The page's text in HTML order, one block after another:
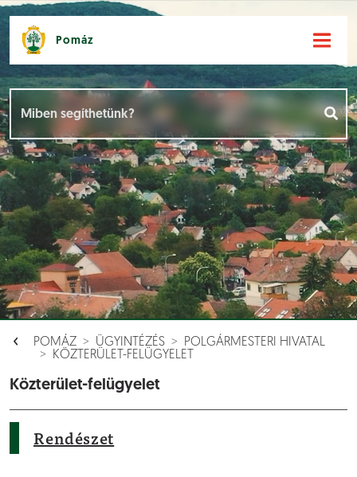
Pomáz
POMÁZ ÜGYINTÉZÉS
POLGÁRMESTERI HIVATAL
KÖZTERÜLET-FELÜGYELET
Közterület-felügyelet
Rendészet
Események []
Dokumentumok [ ]
Aloldalak []